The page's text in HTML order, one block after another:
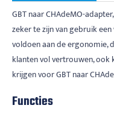
GBT naar CHAdeMO-
zeker te zijn van gebruik
voldoen aan de ergonomie,
klanten vol vertrouwen,
krijgen voor GBT naar
Functies